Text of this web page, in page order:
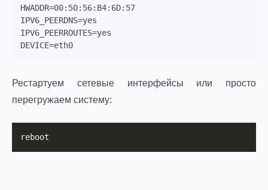
HWADDR=00:50:56:B4:6D:57
IPV6_PEERDNS=yes
IPV6_PEERROUTES=yes
Рестартуем сетевые интерфейсы или просто
перегружаем систему:
reboot